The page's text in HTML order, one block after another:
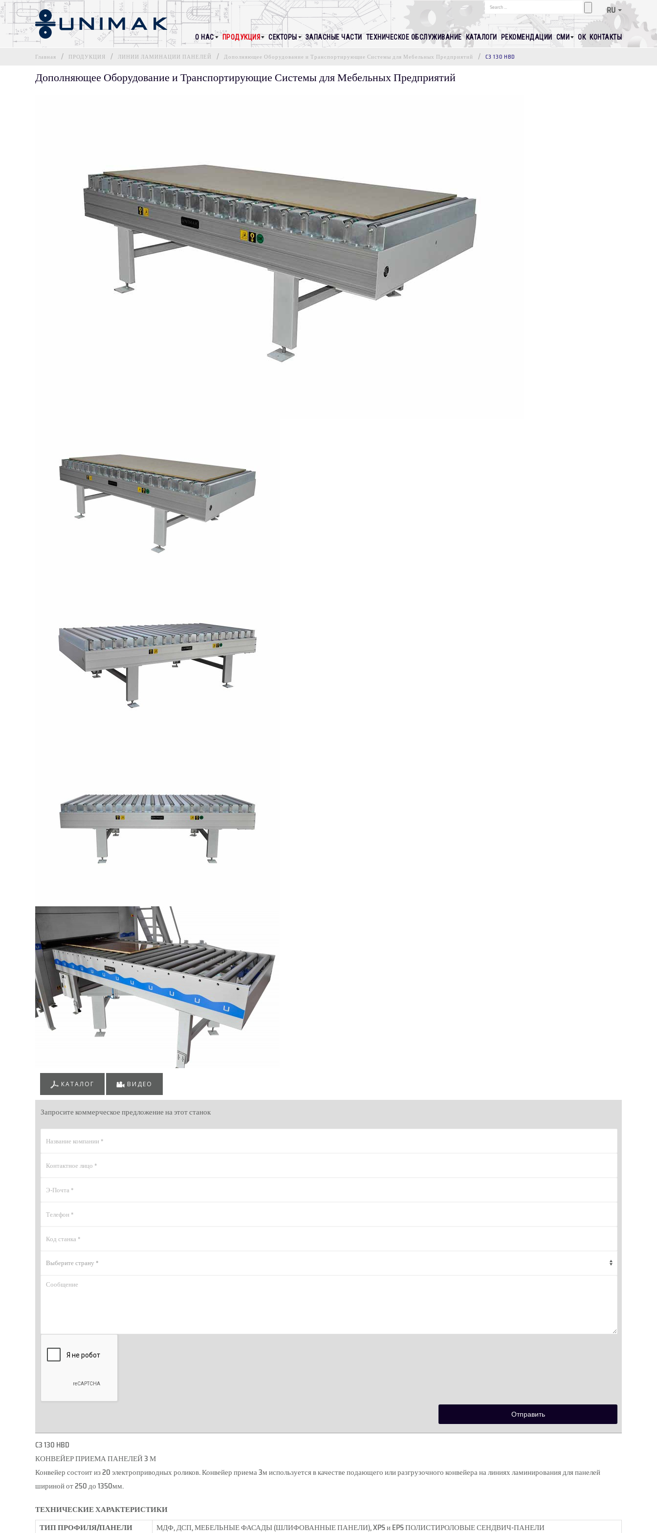
RU
О НАС ПРОДУКЦИЯ СЕКТОРЫ ЗАПАСНЫЕ ЧАСТИ ТЕХНИЧЕСКОЕ ОБСЛУЖИВАНИЕ КАТАЛОГИ РЕКОМЕНДАЦИИ СМИ ОК КОНТАКТЫ
Главная ПРОДУКЦИЯ ЛИНИИ ЛАМИНАЦИИ ПАНЕЛЕЙ Дополняющее Оборудование и Транспортирующие Системы для Мебельных Предприятий C3 130 HBD
Дополняющее Оборудование и Транспортирующие Системы для Мебельных Предприятий
КАТАЛОГ ВИДЕО
Запросите коммерческое предложение на этот станок
C3 130 HBD
КОНВЕЙЕР ПРИЕМА ПАНЕЛЕЙ 3 М
Конвейер состоит из 20 электроприводных роликов. Конвейер приема 3м используется в качестве подающего или разгрузочного конвейера на линиях ламинирования для панелей
шириной от 250 до 1350мм.
ТЕХНИЧЕСКИЕ ХАРАКТЕРИСТИКИ
ТИП ПРОФИЛЯ/ПАНЕЛИ
МДФ, ДСП, МЕБЕЛЬНЫЕ ФАСАДЫ (ШЛИФОВАННЫЕ ПАНЕЛИ), XPS и EPS ПОЛИСТИРОЛОВЫЕ СЕНДВИЧ-ПАНЕЛИ